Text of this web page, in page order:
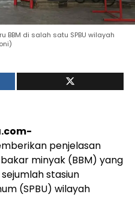
BBM di salah satu SPBU wilayah
penjelasan
minyak (BBM) yang
stasiun
(SPBU) wilayah